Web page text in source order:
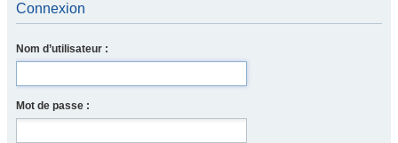
Connexion
Nom d’utilisateur :
Mot de passe :